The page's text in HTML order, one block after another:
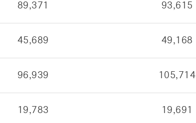
89,371 93,615
45,689 49,168
96,939 105,714
19,783 19,691